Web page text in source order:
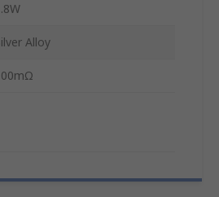
Alloy